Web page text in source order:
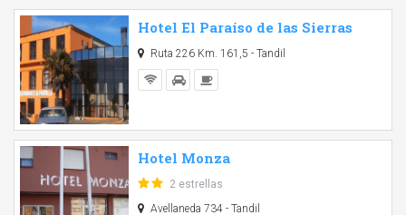
Hotel El Paraíso de las Sierras
Ruta 226 Km. 161,5 - Tandil
Hotel Monza
2 estrellas
Avellaneda 734 - Tandil